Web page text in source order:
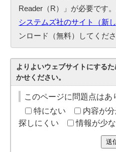
Reader（R）」が必要です
システムズ社のサイト（新
ンロード（無料）してくださ
よりよいウェブサイトにする
かせください。
このページに問題点はあ
特にない
内容が
探しにくい
情報が少
送